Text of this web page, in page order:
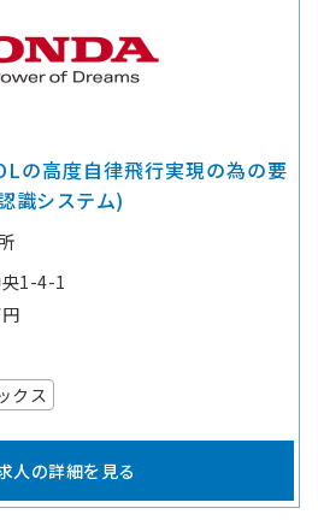
の高度自律飛行実現の為の要
識システム)
1-4-1
クス
人の詳細を見る